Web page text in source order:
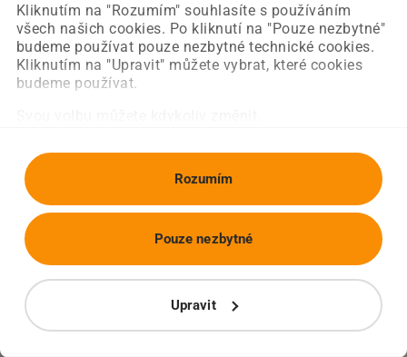
Kliknutím na "Rozumím" souhlasíte s používáním
všech našich cookies. Po kliknutí na "Pouze nezbytné"
budeme používat pouze nezbytné technické cookies.
Kliknutím na "Upravit" můžete vybrat, které cookies
budeme používat.
Rozumím
Upravit
Pouze nezbytné
Obnovit stránku Úvodní strana